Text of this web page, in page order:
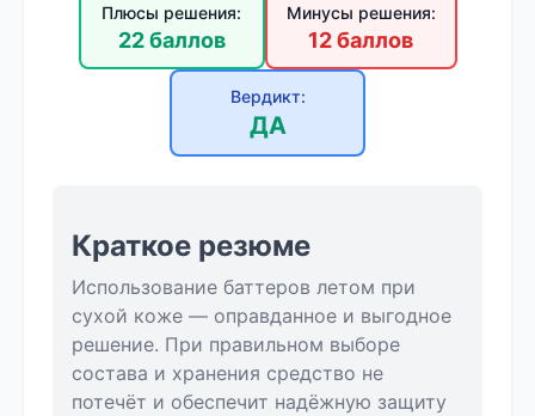
Плюсы решения:
22 баллов
Минусы решения:
12 баллов
Вердикт:
ДА
Краткое резюме
Использование баттеров летом при
сухой коже — оправданное и выгодное
решение. При правильном выборе
состава и хранения средство не
потечёт и обеспечит надёжную защиту